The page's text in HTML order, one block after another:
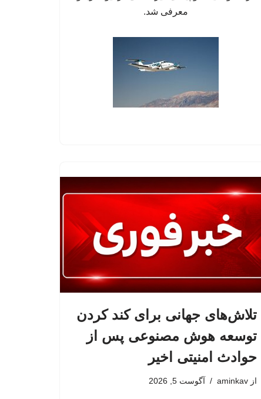
معرفی شد.
تلاش‌های جهانی برای کند کردن
توسعه هوش مصنوعی پس از
حوادث امنیتی اخیر
از aminkav آگوست 5, 2026